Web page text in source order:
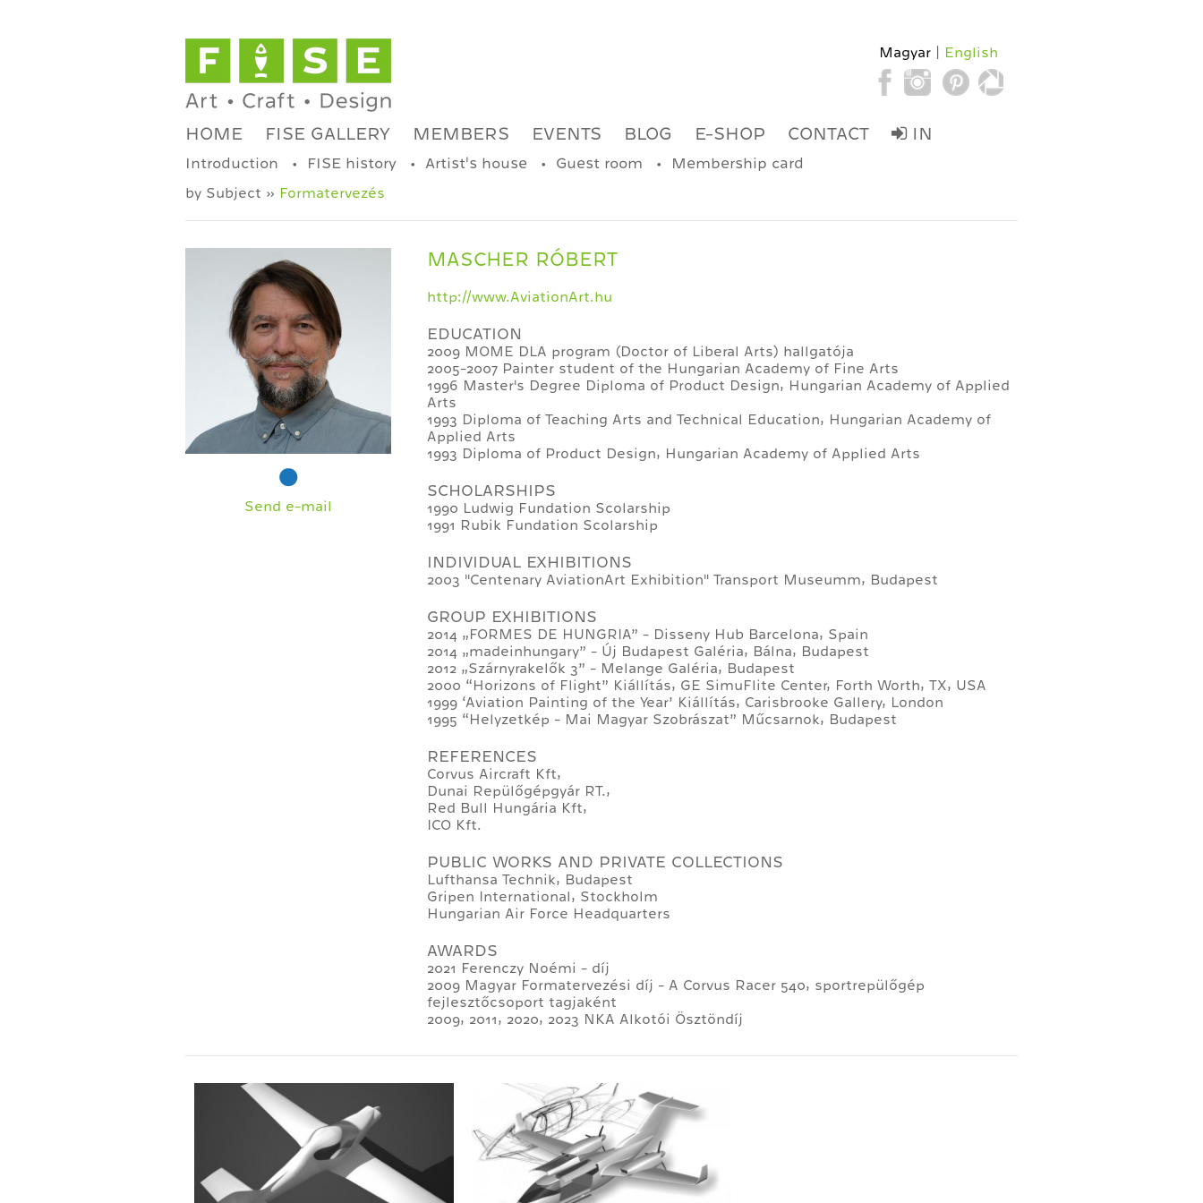
Magyar English
HOME FISE GALLERY MEMBERS EVENTS BLOG E-SHOP CONTACT IN
Introduction FISE history Artist's house Guest room Membership card
by Subject » Formatervezés
Send e-mail
MASCHER RÓBERT
http://www.AviationArt.hu
EDUCATION
2009 MOME DLA program (Doctor of Liberal Arts) hallgatója
2005-2007 Painter student of the Hungarian Academy of Fine Arts
1996 Master's Degree Diploma of Product Design, Hungarian Academy of Applied
Arts
1993 Diploma of Teaching Arts and Technical Education, Hungarian Academy of
Applied Arts
1993 Diploma of Product Design, Hungarian Academy of Applied Arts
SCHOLARSHIPS
1990 Ludwig Fundation Scolarship
1991 Rubik Fundation Scolarship
INDIVIDUAL EXHIBITIONS
2003 "Centenary AviationArt Exhibition" Transport Museumm, Budapest
GROUP EXHIBITIONS
2014 „FORMES DE HUNGRIA” - Disseny Hub Barcelona, Spain
2014 „madeinhungary” - Új Budapest Galéria, Bálna, Budapest
2012 „Szárnyrakelők 3” - Melange Galéria, Budapest
2000 “Horizons of Flight” Kiállítás, GE SimuFlite Center, Forth Worth, TX, USA
1999 ‘Aviation Painting of the Year’ Kiállítás, Carisbrooke Gallery, London
1995 “Helyzetkép - Mai Magyar Szobrászat” Műcsarnok, Budapest
REFERENCES
Corvus Aircraft Kft,
Dunai Repülőgépgyár RT.,
Red Bull Hungária Kft,
ICO Kft.
PUBLIC WORKS AND PRIVATE COLLECTIONS
Lufthansa Technik, Budapest
Gripen International, Stockholm
Hungarian Air Force Headquarters
AWARDS
2021 Ferenczy Noémi - díj
2009 Magyar Formatervezési díj - A Corvus Racer 540, sportrepülőgép
fejlesztőcsoport tagjaként
2009, 2011, 2020, 2023 NKA Alkotói Ösztöndíj